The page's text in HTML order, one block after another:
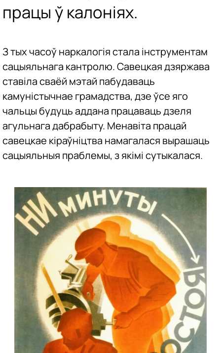
працы ў калоніях.
З тых часоў наркалогія стала інструментам
сацыяльнага кантролю. Савецкая дзяржава
ставіла сваёй мэтай пабудаваць
камуністычнае грамадства, дзе ўсе яго
чальцы будуць аддана працаваць дзеля
агульнага дабрабыту. Менавіта працай
савецкае кіраўніцтва намагалася вырашаць
сацыяльныя праблемы, з якімі сутыкалася.